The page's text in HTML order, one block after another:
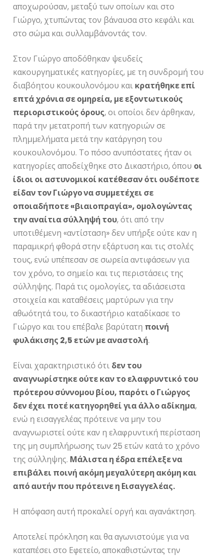
αποχωρούσαν, μεταξύ των οποίων και στο
Γιώργο, χτυπώντας τον βάναυσα στο κεφάλι και
στο σώμα και συλλαμβάνοντάς τον.
Στον Γιώργο αποδόθηκαν ψευδείς
κακουργηματικές κατηγορίες, με τη συνδρομή του
διαβόητου κουκουλονόμου και κρατήθηκε επί
επτά χρόνια σε ομηρεία, με εξοντωτικούς
περιοριστικούς όρους, οι οποίοι δεν άρθηκαν,
παρά την μετατροπή των κατηγοριών σε
πλημμελήματα μετά την κατάργηση του
κουκουλονόμου. Το πόσο ανυπόστατες ήταν οι
κατηγορίες αποδείχθηκε στο Δικαστήριο, όπου οι
ίδιοι οι αστυνομικοί κατέθεσαν ότι ουδέποτε
είδαν τον Γιώργο να συμμετέχει σε
οποιαδήποτε «βιαιοπραγία», ομολογώντας
την αναίτια σύλληψή του, ότι από την
υποτιθέμενη «αντίσταση» δεν υπήρξε ούτε καν η
παραμικρή φθορά στην εξάρτυση και τις στολές
τους, ενώ υπέπεσαν σε σωρεία αντιφάσεων για
τον χρόνο, το σημείο και τις περιστάσεις της
σύλληψης. Παρά τις ομολογίες, τα αδιάσειστα
στοιχεία και καταθέσεις μαρτύρων για την
αθωότητά του, το δικαστήριο καταδίκασε το
Γιώργο και του επέβαλε βαρύτατη ποινή
φυλάκισης 2,5 ετών με αναστολή.
Είναι χαρακτηριστικό ότι δεν του
αναγνωρίστηκε ούτε καν το ελαφρυντικό του
πρότερου σύννομου βίου, παρότι ο Γιώργος
δεν έχει ποτέ κατηγορηθεί για άλλο αδίκημα,
ενώ η εισαγγελέας πρότεινε να μην του
αναγνωριστεί ούτε καν η ελαφρυντική περίσταση
της μη συμπλήρωσης των 25 ετών κατά το χρόνο
της σύλληψης. Μάλιστα η έδρα επέλεξε να
επιβάλει ποινή ακόμη μεγαλύτερη ακόμη και
από αυτήν που πρότεινε η Εισαγγελέας.
Η απόφαση αυτή προκαλεί οργή και αγανάκτηση.
Αποτελεί πρόκληση και θα αγωνιστούμε για να
καταπέσει στο Εφετείο, αποκαθιστώντας την